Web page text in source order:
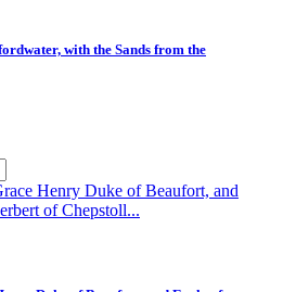
with the Sands from the